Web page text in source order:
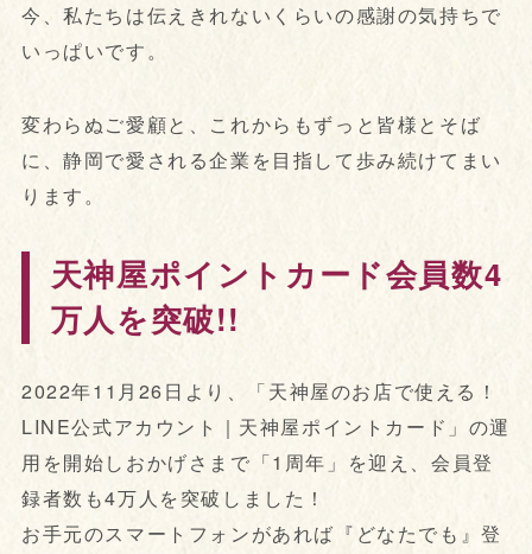
今、私たちは伝えきれないくらいの感謝の気持ちで
いっぱいです。
変わらぬご愛顧と、これからもずっと皆様とそば
に、静岡で愛される企業を目指して歩み続けてまい
ります。
天神屋ポイントカード会員数4
万人を突破!!
2022年11月26日より、「天神屋のお店で使える！
LINE公式アカウント｜天神屋ポイントカード」の運
用を開始しおかげさまで「1周年」を迎え、会員登
録者数も4万人を突破しました！
お手元のスマートフォンがあれば『どなたでも』登